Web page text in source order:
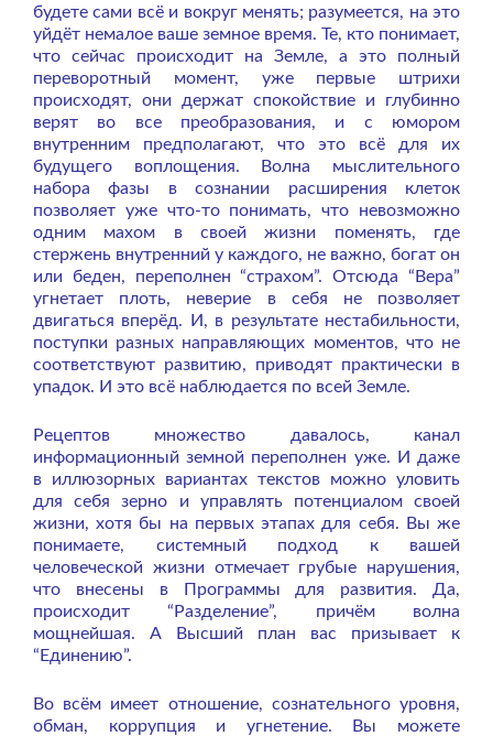
будете сами всё и вокруг менять; разумеется, на это
уйдёт немалое ваше земное время. Те, кто понимает,
что сейчас происходит на Земле, а это полный
переворотный момент, уже первые штрихи
происходят, они держат спокойствие и глубинно
верят во все преобразования, и с юмором
внутренним предполагают, что это всё для их
будущего воплощения. Волна мыслительного
набора фазы в сознании расширения клеток
позволяет уже что-то понимать, что невозможно
одним махом в своей жизни поменять, где
стержень внутренний у каждого, не важно, богат он
или беден, переполнен “страхом”. Отсюда “Вера”
угнетает плоть, неверие в себя не позволяет
двигаться вперёд. И, в результате нестабильности,
поступки разных направляющих моментов, что не
соответствуют развитию, приводят практически в
упадок. И это всё наблюдается по всей Земле.
Рецептов множество давалось, канал
информационный земной переполнен уже. И даже
в иллюзорных вариантах текстов можно уловить
для себя зерно и управлять потенциалом своей
жизни, хотя бы на первых этапах для себя. Вы же
понимаете, системный подход к вашей
человеческой жизни отмечает грубые нарушения,
что внесены в Программы для развития. Да,
происходит “Разделение”, причём волна
мощнейшая. А Высший план вас призывает к
“Единению”.
Во всём имеет отношение, сознательного уровня,
обман, коррупция и угнетение. Вы можете